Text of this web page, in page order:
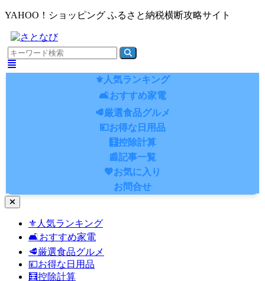
YAHOO！ショッピング ふるさと納税横断攻略サイト
⚜️人気ランキング
🛋️おすすめ家電
🥩厳選食品グルメ
💴お得な日用品
🧮控除計算
📰記事一覧
💖お気に入り
お問合せ
ナ
⚜️人気ランキング
🛋️おすすめ家電
🥩厳選食品グルメ
💴お得な日用品
🧮控除計算